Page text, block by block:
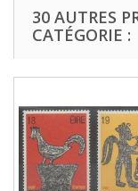
30 AUTRES
CATÉGORIE :